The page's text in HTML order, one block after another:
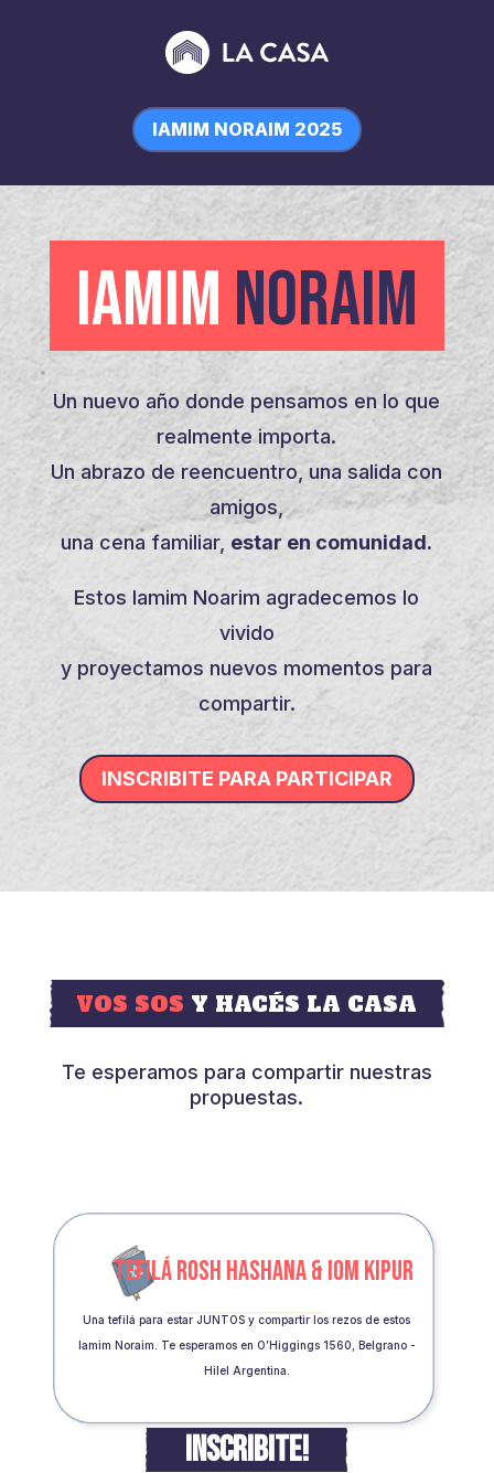
IAMIM NORAIM 2025
IAMIM NORAIM
Un nuevo año donde pensamos en lo que
realmente importa.
Un abrazo de reencuentro, una salida con
amigos,
una cena familiar, estar en comunidad.
Estos Iamim Noarim agradecemos lo
vivido
y proyectamos nuevos momentos para
compartir.
INSCRIBITE PARA PARTICIPAR
VOS SOS Y HACÉS LA CASA
Te esperamos para compartir nuestras
propuestas.
TEFILÁ ROSH HASHANA & IOM KIPUR
Una tefilá para estar JUNTOS y compartir los rezos de estos
Iamim Noraim. Te esperamos en O’Higgings 1560, Belgrano -
Hilel Argentina.
INSCRIBITE!